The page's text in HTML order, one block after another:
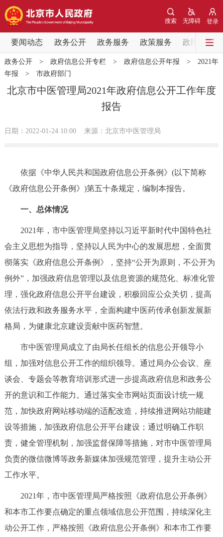
登录
无障碍
搜索
要闻动态 政务公开 政务服务 政策服务 政民互动
要闻动态
党中央精神 国务院信息 中央部委动态
北京要闻 会议信息 部门动态
市领导 机构职能 政策服务
政策兑现
决策公开 专题公开
政务服务
便民服务 利企服务 投资项目
中介服务 阳光政务
12345网上接诉即办 我要咨询 我要建议
参与调查 在线访谈 图说互动
北京概况
绿色北京 图说北京 视频北京
多语种
政务公开> 政府信息公开专栏> 政府信息公开年报 > 2021年
年报 > 市政府部门
北京市中医管理局2021年政府信息公开工作年度
报告
日期：2022-01-24 10:00 来源：北京市中医管理局
依据《中华人民共和国政府信息公开条例》(以下简称
《政府信息公开条例》)第五十条规定，编制本报告。
一、总体情况
2021年，市中医管理局坚持以习近平新时代中国特色社
会主义思想为指导，坚持以人民为中心的发展思想，全面贯
彻落实《政府信息公开条例》，坚持“公开为原则，不公开为
例外”，加强政府信息管理以及信息资源的规范化、标准化管
理，强化政府信息公开平台建设，积极回应公众关切，提高
依法行政和政务服务水平，全面构建中医药传承创新发展新
格局，为健康北京建设贡献中医药智慧。
市中医管理局成立了由局长任组长的信息公开领导小
组，加强对信息公开工作的组织领导。通过局办公会议、座
谈会、专题会等教育培训形式进一步提高政府信息和政务公
开的意识和工作能力。通过落实全市网站页面设计统一规
范，加快政府网站移动端的适配改造，持续推进网站功能建
设等措施，加强政府信息公开平台建设；通过明确工作职
责，健全管理机制，加强监督保障等措施，对市中医管理局
负责的微信微博等政务新媒体加强规范管理，提升主动公开
工作水平。
2021年，市中医管理局严格按照《政府信息公开条例》
和本市工作要点确定的重点领域信息公开范围，持续深化主
动公开工作，严格按照《政府信息公开条例》和本市工作要